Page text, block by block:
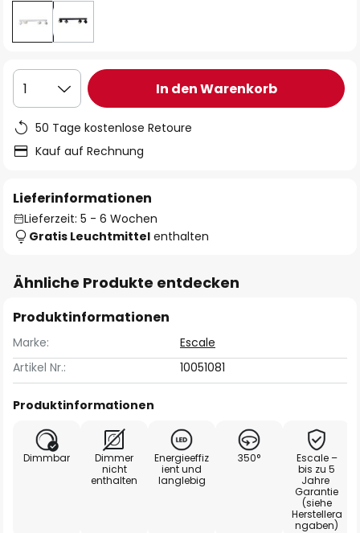
1 In den Warenkorb
50 Tage kostenlose Retoure
Kauf auf Rechnung
Lieferinformationen
Lieferzeit: 5 - 6 Wochen
Gratis Leuchtmittel enthalten
Ähnliche Produkte entdecken
Produktinformationen
Marke:
Escale
Artikel Nr.:
10051081
Produktinformationen
Dimmbar
Dimmer
nicht
enthalten
Energieeffiz
ient und
langlebig
350°
Escale –
bis zu 5
Jahre
Garantie
(siehe
Herstellera
ngaben)